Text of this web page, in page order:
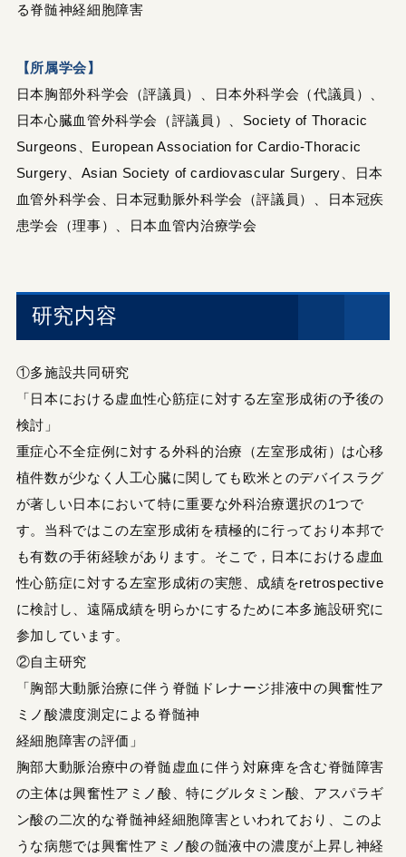
る脊髄神経細胞障害
【所属学会】
日本胸部外科学会（評議員）、日本外科学会（代議員）、
日本心臓血管外科学会（評議員）、Society of Thoracic
Surgeons、European Association for Cardio-Thoracic
Surgery、Asian Society of cardiovascular Surgery、日本
血管外科学会、日本冠動脈外科学会（評議員）、日本冠疾
患学会（理事）、日本血管内治療学会
研究内容
①多施設共同研究
「日本における虚血性心筋症に対する左室形成術の予後の
検討」
重症心不全症例に対する外科的治療（左室形成術）は心移
植件数が少なく人工心臓に関しても欧米とのデバイスラグ
が著しい日本において特に重要な外科治療選択の1つで
す。当科ではこの左室形成術を積極的に行っており本邦で
も有数の手術経験があります。そこで，日本における虚血
性心筋症に対する左室形成術の実態、成績をretrospective
に検討し、遠隔成績を明らかにするために本多施設研究に
参加しています。
②自主研究
「胸部大動脈治療に伴う脊髄ドレナージ排液中の興奮性ア
ミノ酸濃度測定による脊髄神
経細胞障害の評価」
胸部大動脈治療中の脊髄虚血に伴う対麻痺を含む脊髄障害
の主体は興奮性アミノ酸、特にグルタミン酸、アスパラギ
ン酸の二次的な脊髄神経細胞障害といわれており、このよ
うな病態では興奮性アミノ酸の髄液中の濃度が上昇し神経